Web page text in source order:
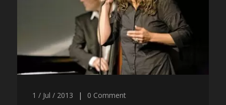
1 / Jul / 2013 | 0 Comment